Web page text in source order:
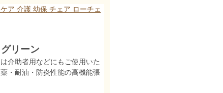
ア 介護 幼保 チェア ローチェ
リーン
介助者用などにもご使用いた
・耐油・防炎性能の高機能張